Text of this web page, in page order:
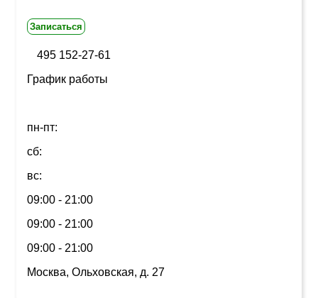
Записаться
495 152-27-61
График работы
пн-пт:
сб:
вс:
09:00 - 21:00
09:00 - 21:00
09:00 - 21:00
Москва, Ольховская, д. 27